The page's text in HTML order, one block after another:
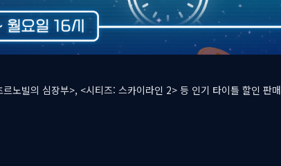
노빌의 심장부>, <시티즈: 스카이라인 2> 등 인기 타이틀 할인 판매